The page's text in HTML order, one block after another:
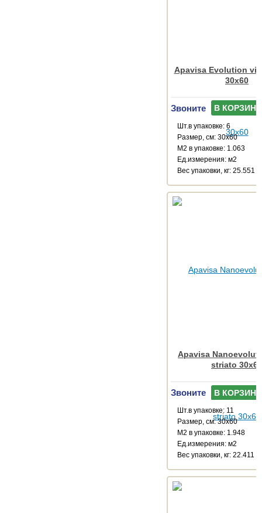
Apavisa Evolution
30x60
Звоните В КОРЗИНУ
Шт.в упаковке: 6
Размер, см: 30x60
М2 в упаковке: 1.063
Ед.измерения: м2
Веc упаковки, кг: 25.551
Apavisa
striato 30x60
Звоните В КОРЗИНУ
Шт.в упаковке: 11
Размер, см: 30x60
М2 в упаковке: 1.948
Ед.измерения: м2
Веc упаковки, кг: 22.411